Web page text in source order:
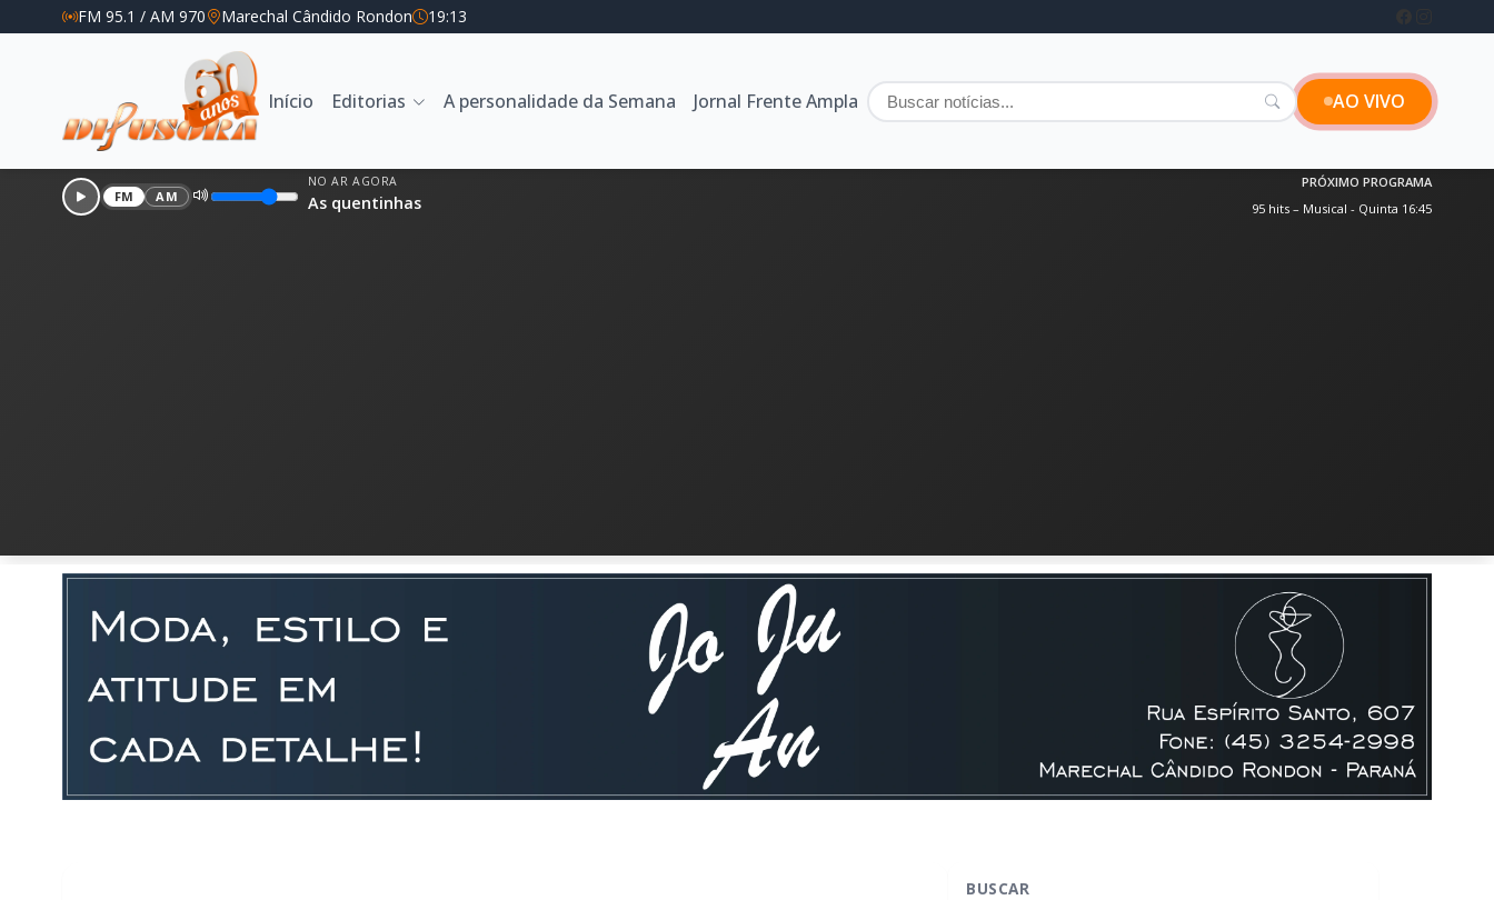
FM 95.1 / AM 970 Marechal Cândido Rondon 19:13
Início Editorias A personalidade da Semana Jornal Frente Ampla AO VIVO
FM AM
NO AR AGORA
As quentinhas
PRÓXIMO PROGRAMA
95 hits – Musical - Quinta 16:45
BUSCAR